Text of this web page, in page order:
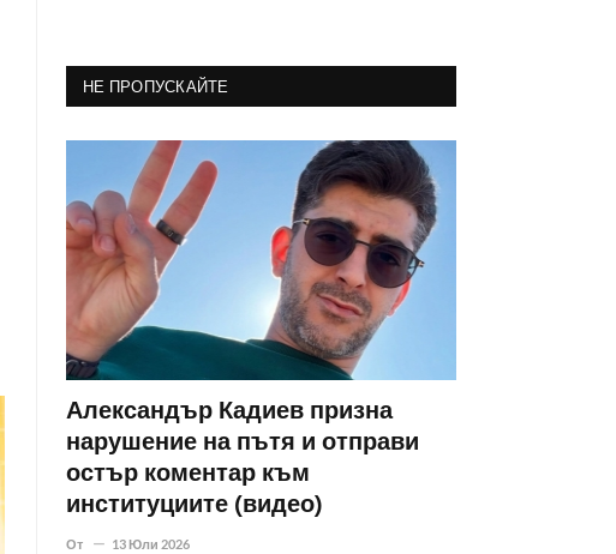
НЕ ПРОПУСКАЙТЕ
Александър Кадиев призна
нарушение на пътя и отправи
остър коментар към
институциите (видео)
От 13 Юли 2026